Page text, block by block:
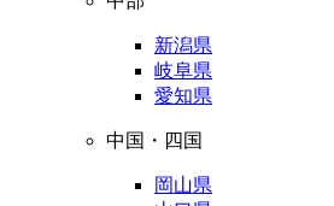
新潟県
岐阜県
愛知県
中国・四国
岡山県